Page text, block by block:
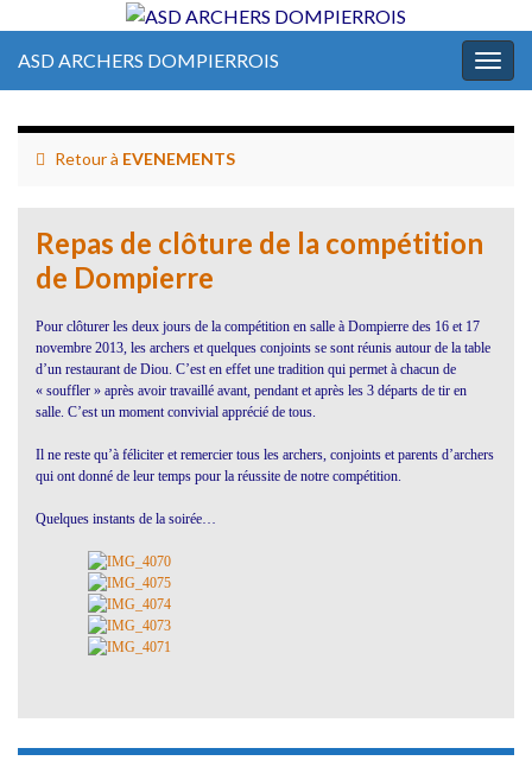
ASD ARCHERS DOMPIERROIS
Retour à EVENEMENTS
Repas de clôture de la compétition
de Dompierre
Pour clôturer les deux jours de la compétition en salle à Dompierre des 16 et 17
novembre 2013, les archers et quelques conjoints se sont réunis autour de la table
d’un restaurant de Diou. C’est en effet une tradition qui permet à chacun de
« souffler » après avoir travaillé avant, pendant et après les 3 départs de tir en
salle. C’est un moment convivial apprécié de tous.
Il ne reste qu’à féliciter et remercier tous les archers, conjoints et parents d’archers
qui ont donné de leur temps pour la réussite de notre compétition.
Quelques instants de la soirée…